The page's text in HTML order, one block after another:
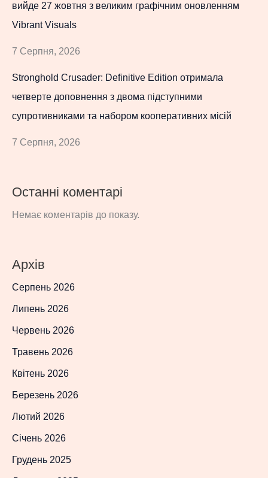
вийде 27 жовтня з великим графічним оновленням
Vibrant Visuals
7 Серпня, 2026
Stronghold Crusader: Definitive Edition отримала
четверте доповнення з двома підступними
супротивниками та набором кооперативних місій
7 Серпня, 2026
Останні коментарі
Немає коментарів до показу.
Архів
Серпень 2026
Липень 2026
Червень 2026
Травень 2026
Квітень 2026
Березень 2026
Лютий 2026
Січень 2026
Грудень 2025